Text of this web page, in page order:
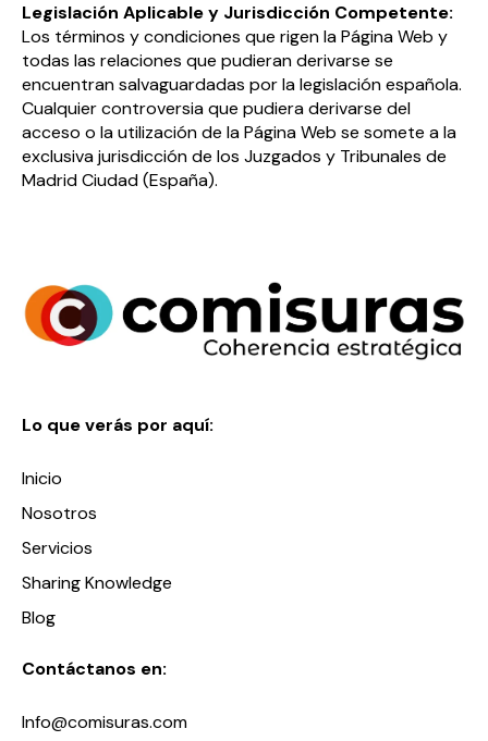
Legislación Aplicable y Jurisdicción Competente:
Los términos y condiciones que rigen la Página Web y
todas las relaciones que pudieran derivarse se
encuentran salvaguardadas por la legislación española.
Cualquier controversia que pudiera derivarse del
acceso o la utilización de la Página Web se somete a la
exclusiva jurisdicción de los Juzgados y Tribunales de
Madrid Ciudad (España).
Lo que verás por aquí:
Inicio
Nosotros
Servicios
Sharing Knowledge
Blog
Contáctanos en:
Info@comisuras.com